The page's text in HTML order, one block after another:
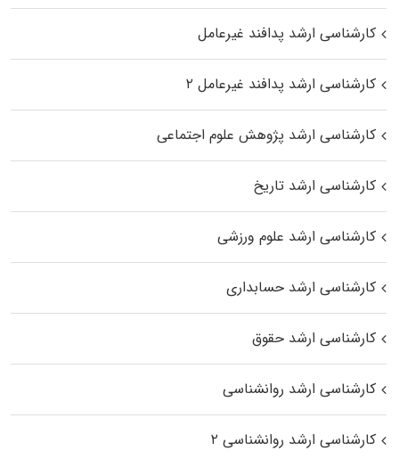
کارشناسی ارشد پدافند غیرعامل
کارشناسی ارشد پدافند غیرعامل ۲
کارشناسی ارشد پژوهش علوم اجتماعی
کارشناسی ارشد تاریخ
کارشناسی ارشد علوم ورزشی
کارشناسی ارشد حسابداری
کارشناسی ارشد حقوق
کارشناسی ارشد روانشناسی
کارشناسی ارشد روانشناسی ۲